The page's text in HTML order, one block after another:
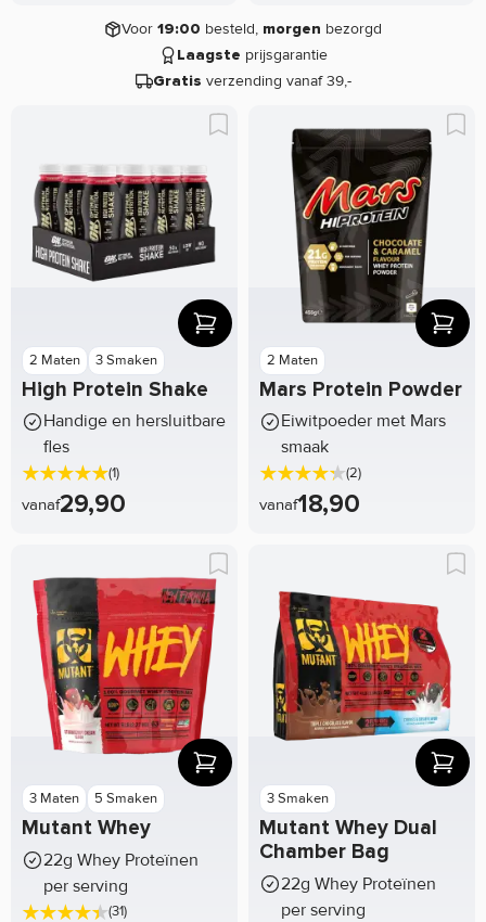
Voor 19:00 besteld, morgen bezorgd
Laagste prijsgarantie
Gratis verzending vanaf 39,-
2 Maten 3 Smaken
High Protein Shake
Handige en hersluitbare
fles
(1)
vanaf29,90
2 Maten
Mars Protein Powder
Eiwitpoeder met Mars
smaak
(2)
vanaf18,90
3 Maten 5 Smaken
Mutant Whey
22g Whey Proteïnen
per serving
(31)
3 Smaken
Mutant Whey Dual
Chamber Bag
22g Whey Proteïnen
per serving